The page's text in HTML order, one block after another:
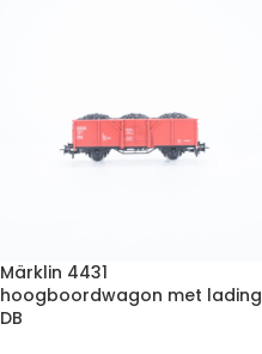
Märklin 4431
hoogboordwagon met lading
DB